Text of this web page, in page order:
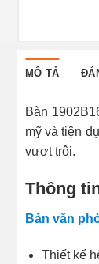
MÔ TẢ
Bàn
mỹ và tiện
vượt trội.
Thông
Bàn văn
Thiết kế